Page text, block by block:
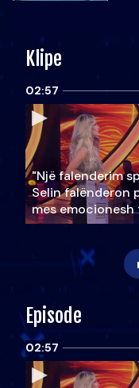
Klipe
02:57
"Një falenderim
Selin falënderon
mes
Episode
02:57